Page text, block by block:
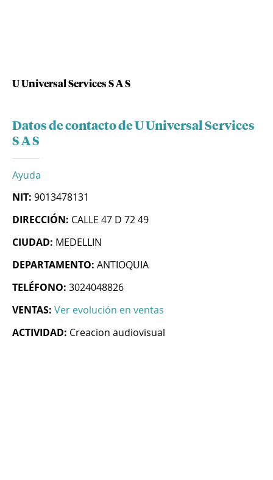
U Universal Services S A S
Datos de contacto de U Universal Services
S A S
Ayuda
NIT: 9013478131
DIRECCIÓN: CALLE 47 D 72 49
CIUDAD: MEDELLIN
DEPARTAMENTO: ANTIOQUIA
TELÉFONO: 3024048826
VENTAS: Ver evolución en ventas
ACTIVIDAD: Creacion audiovisual